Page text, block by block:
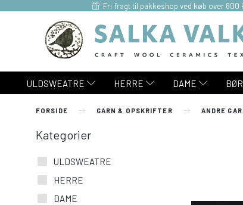
Fri fragt til pakkeshop ved køb over 600
ULDSWEATRE HERRE DAME
FORSIDE GARN & OPSKRIFTER ANDRE
Kategorier
ULDSWEATRE
HERRE
DAME